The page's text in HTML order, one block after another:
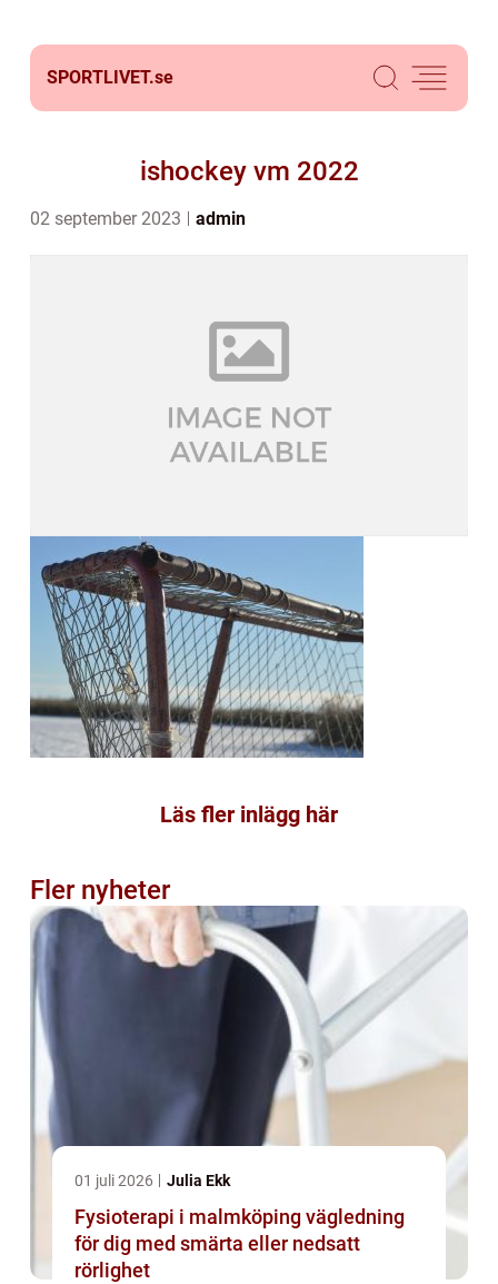
SPORTLIVET.se
ishockey vm 2022
02 september 2023 admin
Läs fler inlägg här
Fler nyheter
01 juli 2026 Julia Ekk
Fysioterapi i malmköping vägledning
för dig med smärta eller nedsatt
rörlighet